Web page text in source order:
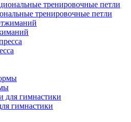
тренировочные петли
гимнастики